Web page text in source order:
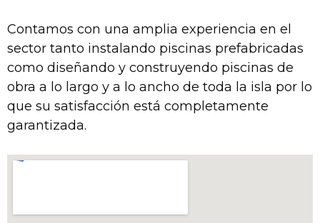
Contamos con una amplia experiencia en el
sector tanto instalando piscinas prefabricadas
como diseñando y construyendo piscinas de
obra a lo largo y a lo ancho de toda la isla por lo
que su satisfacción está completamente
garantizada.